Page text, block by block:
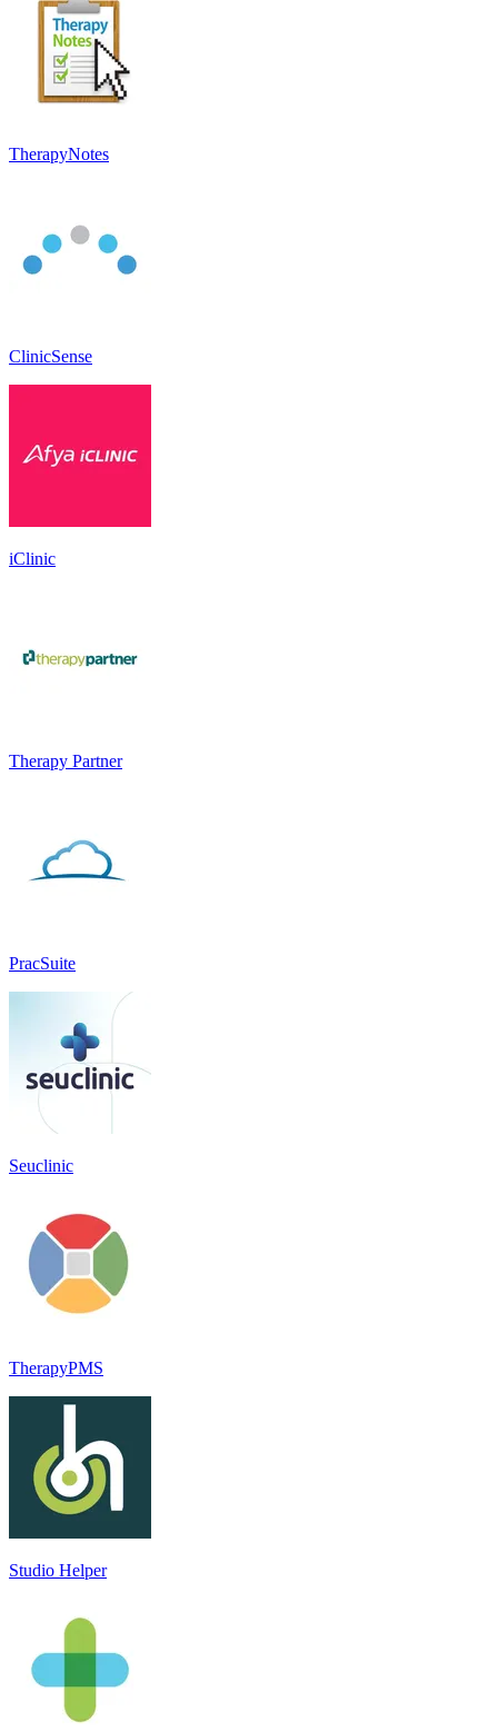
TherapyNotes
ClinicSense
iClinic
Therapy Partner
PracSuite
Seuclinic
TherapyPMS
Studio Helper